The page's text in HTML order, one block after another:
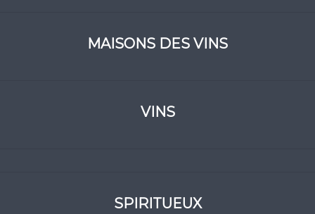
MAISONS DES VINS
VINS
SPIRITUEUX